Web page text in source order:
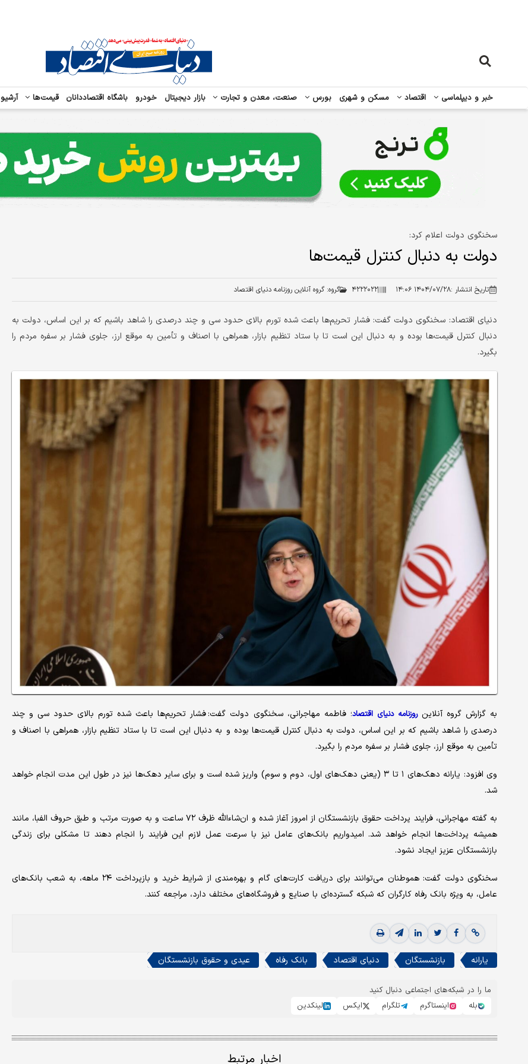
خبر و دیپلماسی اقتصاد مسکن و شهری بورس صنعت، معدن و تجارت بازار دیجیتال خودرو باشگاه اقتصاددانان قیمت‌ها آرشیو
سخنگوی دولت اعلام کرد:
دولت به دنبال کنترل قیمت‌ها
تاریخ انتشار :۱۴۰۴/۰۷/۲۸ ۱۴:۰۶ ۴۲۲۲۰۲۲ گروه: گروه آنلاین روزنامه دنیای اقتصاد
دنیای اقتصاد: سخنگوی دولت گفت: فشار تحریم‌ها باعث شده تورم بالای حدود سی و چند درصدی را شاهد باشیم که بر این اساس، دولت به
دنبال کنترل قیمت‌ها بوده و به دنبال این است تا با ستاد تنظیم بازار، همراهی با اصناف و تأمین به موقع ارز، جلوی فشار بر سفره مردم را
بگیرد.
به گزارش گروه آنلاین روزنامه دنیای اقتصاد؛ فاطمه مهاجرانی، سخنگوی دولت گفت: فشار تحریم‌ها باعث شده تورم بالای حدود سی و چند
درصدی را شاهد باشیم که بر این اساس، دولت به دنبال کنترل قیمت‌ها بوده و به دنبال این است تا با ستاد تنظیم بازار، همراهی با اصناف و
تأمین به موقع ارز، جلوی فشار بر سفره مردم را بگیرد.
وی افزود: یارانه دهک‌های ۱ تا ۳ (یعنی دهک‌های اول، دوم و سوم) واریز شده است و برای سایر دهک‌ها نیز در طول این مدت انجام خواهد
شد.
به گفته مهاجرانی، فرایند پرداخت حقوق بازنشستگان از امروز آغاز شده و ان‌شاءالله ظرف ۷۲ ساعت و به صورت مرتب و طبق حروف الفبا، مانند
همیشه پرداخت‌ها انجام خواهد شد. امیدواریم بانک‌های عامل نیز با سرعت عمل لازم این فرایند را انجام دهند تا مشکلی برای زندگی
بازنشستگان عزیز ایجاد نشود.
سخنگوی دولت گفت: هموطنان می‌توانند برای دریافت کارت‌های گام و بهره‌مندی از شرایط خرید و بازپرداخت ۲۴ ماهه، به شعب بانک‌های
عامل، به ویژه بانک رفاه کارگران که شبکه گسترده‌ای با صنایع و فروشگاه‌های مختلف دارد، مراجعه کنند.
یارانه بازنشستگان دنیای اقتصاد بانک رفاه عیدی و حقوق بازنشستگان
ما را در شبکه‌های اجتماعی دنبال کنید
بله
اینستاگرم تلگرام ایکس لینکدین
اخبار مرتبط